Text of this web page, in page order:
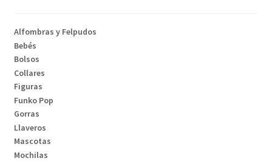
Alfombras y Felpudos
Bebés
Bolsos
Collares
Figuras
Funko Pop
Gorras
Llaveros
Mascotas
Mochilas